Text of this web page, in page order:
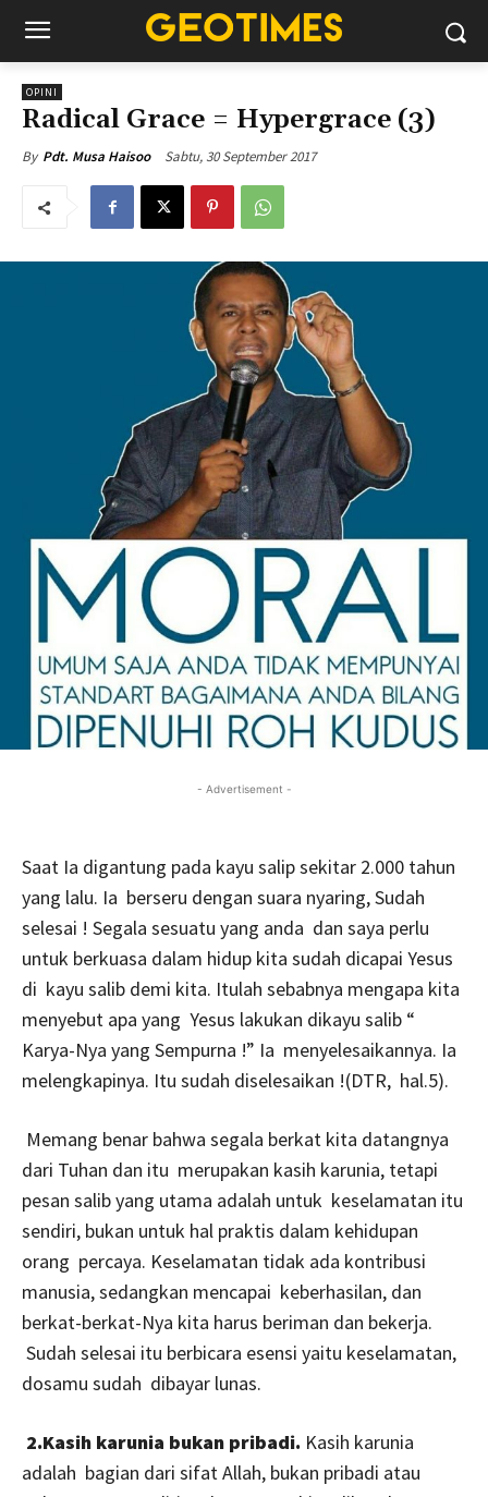
OPINI
Radical Grace = Hypergrace (3)
By Pdt. Musa Haisoo Sabtu, 30 September 2017
- Advertisement -
Saat Ia digantung pada kayu salip sekitar 2.000 tahun
yang lalu. Ia berseru dengan suara nyaring, Sudah
selesai ! Segala sesuatu yang anda dan saya perlu
untuk berkuasa dalam hidup kita sudah dicapai Yesus
di kayu salib demi kita. Itulah sebabnya mengapa kita
menyebut apa yang Yesus lakukan dikayu salib “
Karya-Nya yang Sempurna !” Ia menyelesaikannya. Ia
melengkapinya. Itu sudah diselesaikan !(DTR, hal.5).
Memang benar bahwa segala berkat kita datangnya
dari Tuhan dan itu merupakan kasih karunia, tetapi
pesan salib yang utama adalah untuk keselamatan itu
sendiri, bukan untuk hal praktis dalam kehidupan
orang percaya. Keselamatan tidak ada kontribusi
manusia, sedangkan mencapai keberhasilan, dan
berkat-berkat-Nya kita harus beriman dan bekerja.
Sudah selesai itu berbicara esensi yaitu keselamatan,
dosamu sudah dibayar lunas.
2.Kasih karunia bukan pribadi. Kasih karunia
adalah bagian dari sifat Allah, bukan pribadi atau